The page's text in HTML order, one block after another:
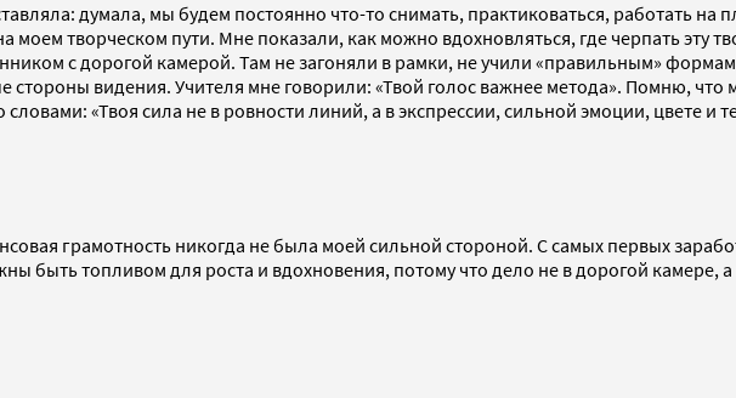
думала, мы будем постоянно что-то снимать, практиковаться, работать
моем творческом пути. Мне показали, как можно вдохновляться, где черпать эту
с дорогой камерой. Там не загоняли в рамки, не учили «правильным»
стороны видения. Учителя мне говорили: «Твой голос важнее метода». Помню, что
«Твоя сила не в ровности линий, а в экспрессии, сильной эмоции, цвете и
грамотность никогда не была моей сильной стороной. С самых первых
быть топливом для роста и вдохновения, потому что дело не в дорогой камере,